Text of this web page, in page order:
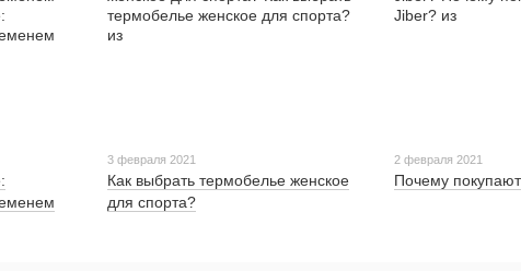
3 февраля 2021
Как выбрать термобелье женское
для спорта?
2 февраля 2021
Почему